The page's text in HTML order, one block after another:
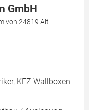
GmbH
von 24819 Alt
KFZ Wallboxen